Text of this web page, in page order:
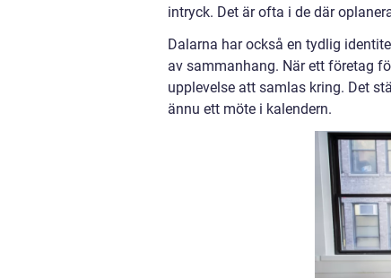
intryck. Det är ofta i de där
Dalarna har också en tydlig
av sammanhang. När ett företag
upplevelse att samlas kring. Det
ännu ett möte i kalendern.